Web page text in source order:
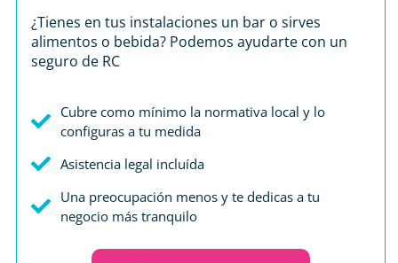
¿Tienes en tus instalaciones un bar o sirves
alimentos o bebida? Podemos ayudarte con un
seguro de RC
Cubre como mínimo la normativa local y lo
configuras a tu medida
Asistencia legal incluída
Una preocupación menos y te dedicas a tu
negocio más tranquilo